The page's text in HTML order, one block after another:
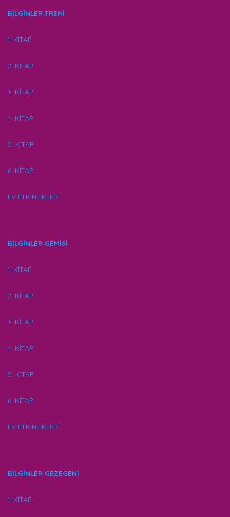
BİLGİNLER TRENİ
1. KİTAP
2. KİTAP
3. KİTAP
4. KİTAP
5. KİTAP
6. KİTAP
EV ETKİNLİKLERİ
BİLGİNLER GEMİSİ
1. KİTAP
2. KİTAP
3. KİTAP
4. KİTAP
5. KİTAP
6. KİTAP
EV ETKİNLİKLERİ
BİLGİNLER GEZEGENİ
1. KİTAP